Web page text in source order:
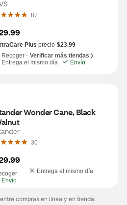
87
Plus precio $23.99
Recoger - Verificar más tiendas
Entrega el mismo día
Envío
Wonder Cane, Black
30
Entrega el mismo día
Envío
compras en línea y en tienda.